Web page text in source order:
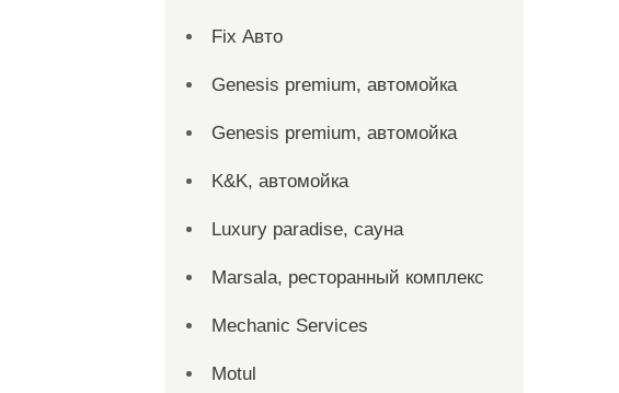
Fix Авто
Genesis premium, автомойка
Genesis premium, автомойка
K&K, автомойка
Luxury paradise, сауна
Marsala, ресторанный комплекс
Mechanic Services
Motul